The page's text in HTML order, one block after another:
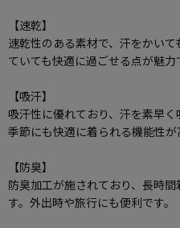
【速乾】
速乾性のある素材で、汗をかい
ていても快適に過ごせる点が魅力
【吸汗】
吸汗性に優れており、汗を素早
季節にも快適に着られる機能性が
【防臭】
防臭加工が施されており、長時
す。外出時や旅行にも便利です。